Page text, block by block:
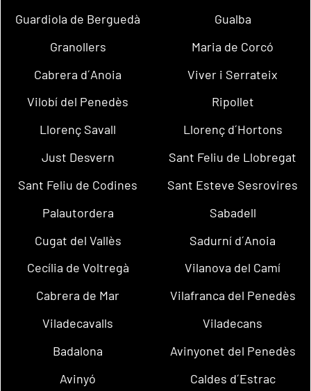
Guardiola de Berguedà
Gualba
Granollers
Maria de Corcó
Cabrera d´Anoia
Viver i Serrateix
Vilobí del Penedès
Ripollet
Llorenç Savall
Llorenç d´Hortons
Just Desvern
Sant Feliu de Llobregat
Sant Feliu de Codines
Sant Esteve Sesrovires
Palautordera
Sabadell
Cugat del Vallès
Sadurní d´Anoia
Cecília de Voltregà
Vilanova del Camí
Cabrera de Mar
Vilafranca del Penedès
Viladecavalls
Viladecans
Badalona
Avinyonet del Penedès
Avinyó
Caldes d´Estrac